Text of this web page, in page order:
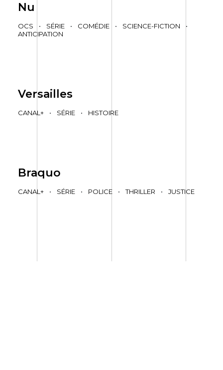
Nu
OCS • SÉRIE • COMÉDIE • SCIENCE-FICTION
•
ANTICIPATION
Versailles
CANAL+ • SÉRIE • HISTOIRE
Braquo
CANAL+ • SÉRIE • POLICE • THRILLER • JUSTICE